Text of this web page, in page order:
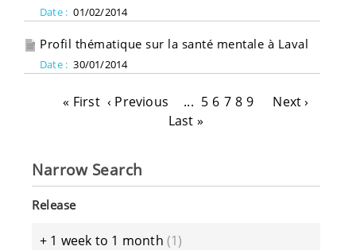
Date : 01/02/2014
Profil thématique sur la santé mentale à Laval
Date : 30/01/2014
« First ‹ Previous ... 5 6 7 8 9
Next ›
Last »
Narrow Search
Release
+ 1 week to 1 month (1)